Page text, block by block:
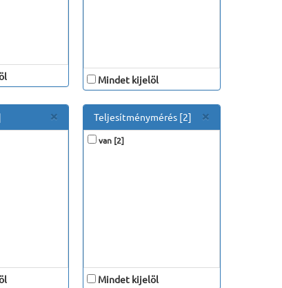
Mindet kijelöl
×Close Teljesítménymérés [2] ×Close
van [2]
Mindet kijelöl